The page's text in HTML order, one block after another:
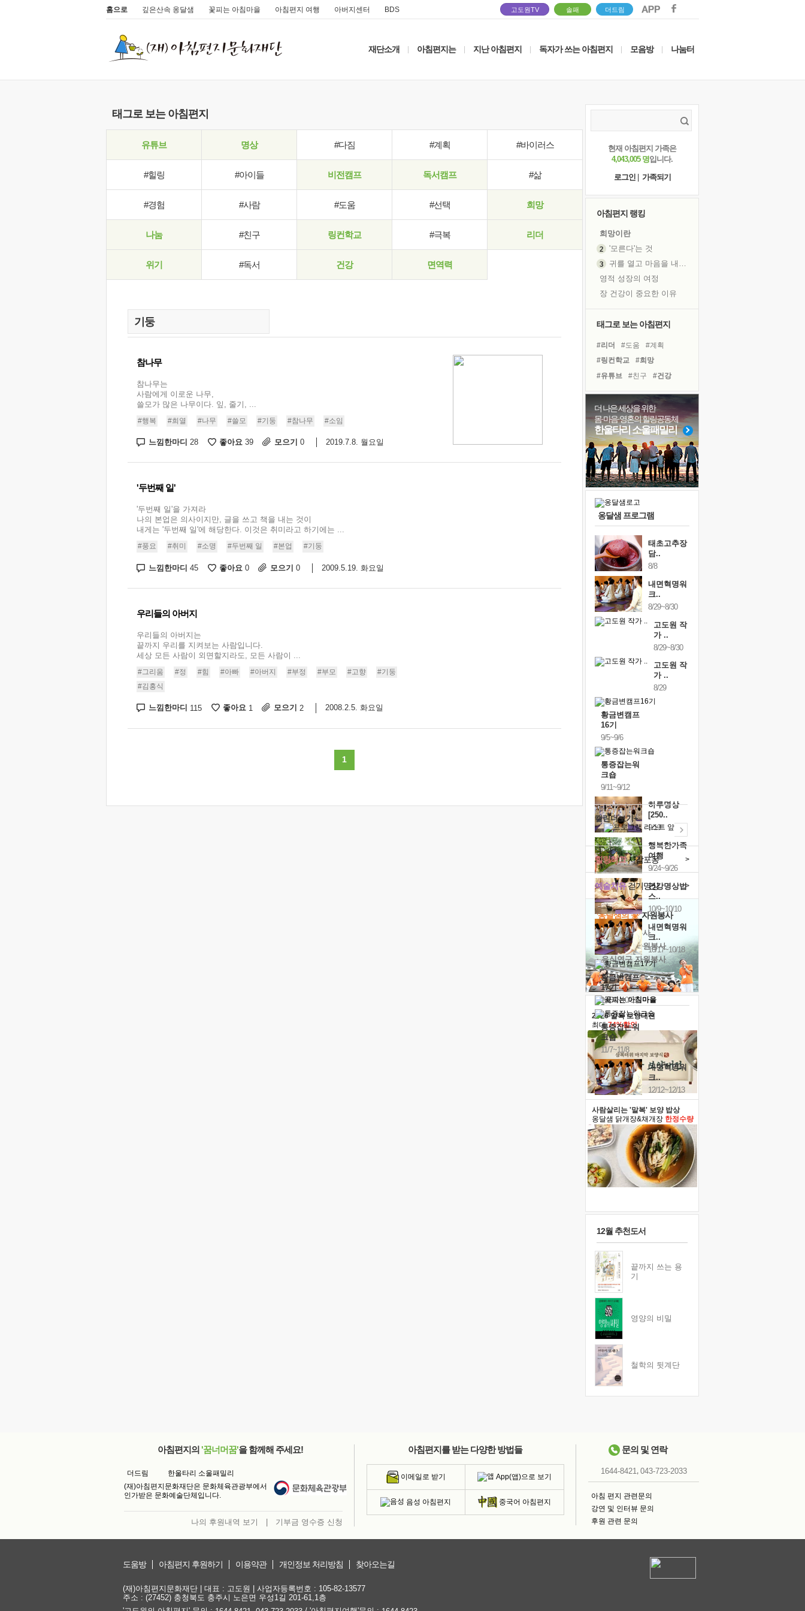
홈으로 깊은산속 옹달샘 꽃피는 아침마을 아침편지 여행 아버지센터 BDS 고도원TV 솔패 더드림
재단소개 아침편지는 지난 아침편지 독자가 쓰는 아침편지 모음방 나눔터
태그로 보는 아침편지
유튜브 명상 #다짐 #계획 #바이러스
#힐링 #아이들 비전캠프 독서캠프 #삶
#경험 #사람 #도움 #선택 희망
나눔 #친구 링컨학교 #극복 리더
위기 #독서 건강 면역력
참나무
참나무는
사람에게 이로운 나무,
쓸모가 많은 나무이다. 잎, 줄기, ...
#행복 #희열 #나무 #쓸모 #기둥 #참나무 #소임
느낌한마디 28 좋아요 39 모으기 0 2019.7.8. 월요일
'두번째 일'
'두번째 일'을 가져라
나의 본업은 의사이지만, 글을 쓰고 책을 내는 것이
내게는 '두번째 일'에 해당한다. 이것은 취미라고 하기에는 ...
#풍요 #취미 #소명 #두번째 일 #본업 #기둥
느낌한마디 45 좋아요 0 모으기 0 2009.5.19. 화요일
우리들의 아버지
우리들의 아버지는
끝까지 우리를 지켜보는 사람입니다.
세상 모든 사람이 외면할지라도, 모든 사람이 ...
#그리움 #정 #힘 #아빠 #아버지 #부정 #부모 #고향
#기둥
#김홍식
느낌한마디 115 좋아요 1 모으기 2 2008.2.5. 화요일
1
현재 아침편지 가족은
4,043,005 명입니다.
로그인
가족되기
아침편지 랭킹
희망이란
'모른다'는 것
귀를 열고 마음을 내어주고
영적 성장의 여정
장 건강이 중요한 이유
흙이 된 몸으로 출근하는 여자
꿈이 실제가 되는 것
'말 타는 법'을 먼저
졸업식 사진을 보며
아픈 아버지를 위한 공간 설계
극심한 변비, 어깨결림, 수면 장애
보고 싶은 어머니
유년 시절의 부산 영도 바다
못된 꼰대들
거울 속의 나
태그로 보는 아침편지
#리더 #도움
#계획
#링컨학교
#희망
#유튜브
#친구
#건강
#면역력
#독서
#경험
#독서캠프
#선택
#위기
#바이러스
#아이들
#사람
#삶 #다짐
#힐링
#명상
#나눔
더 나은 세상을 위한
몸·마음·영혼의 힐링공동체
한울타리 소울패밀리
옹달샘 프로그램
태초고추장
담..
8/8
내면혁명워
크..
8/29~8/30
고도원 작
가 ..
8/29~8/30
고도원 작
가 ..
8/29
황금변캠프
16기
9/5~9/6
통증잡는워
크숍
9/11~9/12
하루명상
[250..
9/19
행복한가족
여행
9/24~9/26
건강명상법
스..
10/9~10/10
내면혁명워
크..
10/17~10/18
황금변캠프
17기
10/30~10/31
통증잡는워
크숍
11/7~11/8
내면혁명워
크..
12/12~12/13
캘린더보기+
예술치유걷기명상 >
힐링허그사감포옹 >
'옹달샘의 꽃'자원봉사
· 청년 자원봉사
· 금빛청년 자원봉사
· 음식연구 자원봉사
2026 말복 보양대전
최대74%할인
사람살리는 '말복' 보양 밥상
옹달샘 닭개장&채개장 한정수량
12월 추천도서
끝까지 쓰는 용
기
영양의 비밀
철학의 뒷계단
아침편지의 '꿈너머꿈'을 함께해 주세요!
더드림
한울타리 소울패밀리
(재)아침편지문화재단은 문화체육관광부에서
인가받은 문화예술단체입니다.
나의 후원내역 보기 기부금 영수증 신청
아침편지를 받는 다양한 방법들
이메일로 받기 App(앱)으로 보기
음성 아침편지 중국어 아침편지
문의 및 연락
1644-8421, 043-723-2033
아침 편지 관련문의
강연 및 인터뷰 문의
후원 관련 문의
도움방 아침편지 후원하기 이용약관 개인정보 처리방침 찾아오는길
(재)아침편지문화재단 | 대표 : 고도원 | 사업자등록번호 : 105-82-13577
주소 : (27452) 충청북도 충주시 노은면 우성1길 201-61,1층